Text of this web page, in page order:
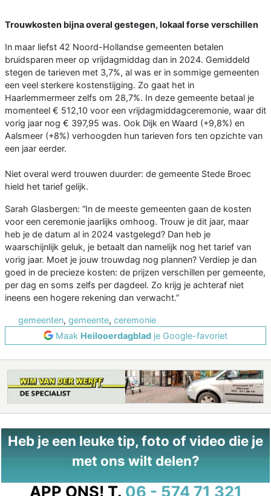
Trouwkosten bijna overal gestegen, lokaal forse verschillen
In maar liefst 42 Noord-Hollandse gemeenten betalen
bruidsparen meer op vrijdagmiddag dan in 2024. Gemiddeld
stegen de tarieven met 3,7%, al was er in sommige gemeenten
een veel sterkere kostenstijging. Zo gaat het in
Haarlemmermeer zelfs om 28,7%. In deze gemeente betaal je
momenteel € 512,10 voor een vrijdagmiddagceremonie, waar dit
vorig jaar nog € 397,95 was. Ook Dijk en Waard (+9,8%) en
Aalsmeer (+8%) verhoogden hun tarieven fors ten opzichte van
een jaar eerder.
Niet overal werd trouwen duurder: de gemeente Stede Broec
hield het tarief gelijk.
Sarah Glasbergen: “In de meeste gemeenten gaan de kosten
voor een ceremonie jaarlijks omhoog. Trouw je dit jaar, maar
heb je de datum al in 2024 vastgelegd? Dan heb je
waarschijnlijk geluk, je betaalt dan namelijk nog het tarief van
vorig jaar. Moet je jouw trouwdag nog plannen? Verdiep je dan
goed in de precieze kosten: de prijzen verschillen per gemeente,
per dag en soms zelfs per dagdeel. Zo krijg je achteraf niet
ineens een hogere rekening dan verwacht.”
gemeenten, gemeente, ceremonie
Maak Heilooerdagblad je Google-favoriet
Heb je een leuke tip, foto of video die je
met ons wilt delen?
APP ONS! T. 06 - 574 71 321